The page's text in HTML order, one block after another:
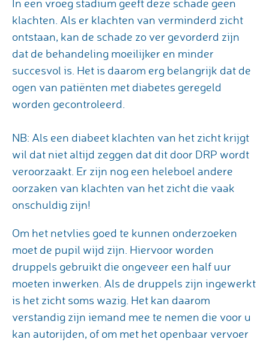
In een vroeg stadium geeft deze schade geen
klachten. Als er klachten van verminderd zicht
ontstaan, kan de schade zo ver gevorderd zijn
dat de behandeling moeilijker en minder
succesvol is. Het is daarom erg belangrijk dat de
ogen van patiënten met diabetes geregeld
worden gecontroleerd.
NB: Als een diabeet klachten van het zicht krijgt
wil dat niet altijd zeggen dat dit door DRP wordt
veroorzaakt. Er zijn nog een heleboel andere
oorzaken van klachten van het zicht die vaak
onschuldig zijn!
Om het netvlies goed te kunnen onderzoeken
moet de pupil wijd zijn. Hiervoor worden
druppels gebruikt die ongeveer een half uur
moeten inwerken. Als de druppels zijn ingewerkt
is het zicht soms wazig. Het kan daarom
verstandig zijn iemand mee te nemen die voor u
kan autorijden, of om met het openbaar vervoer